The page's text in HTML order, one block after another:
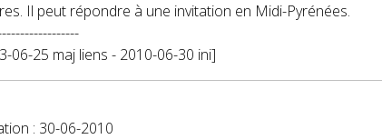
Il peut répondre à une invitation en Midi-Pyrénées.
06-25 maj liens - 2010-06-30 ini]
: 30-06-2010